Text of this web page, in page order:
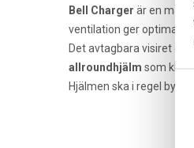
Bell Charger är en
ventilation ger optimal
Det avtagbara visiret
allroundhjälm som
Hjälmen ska i regel